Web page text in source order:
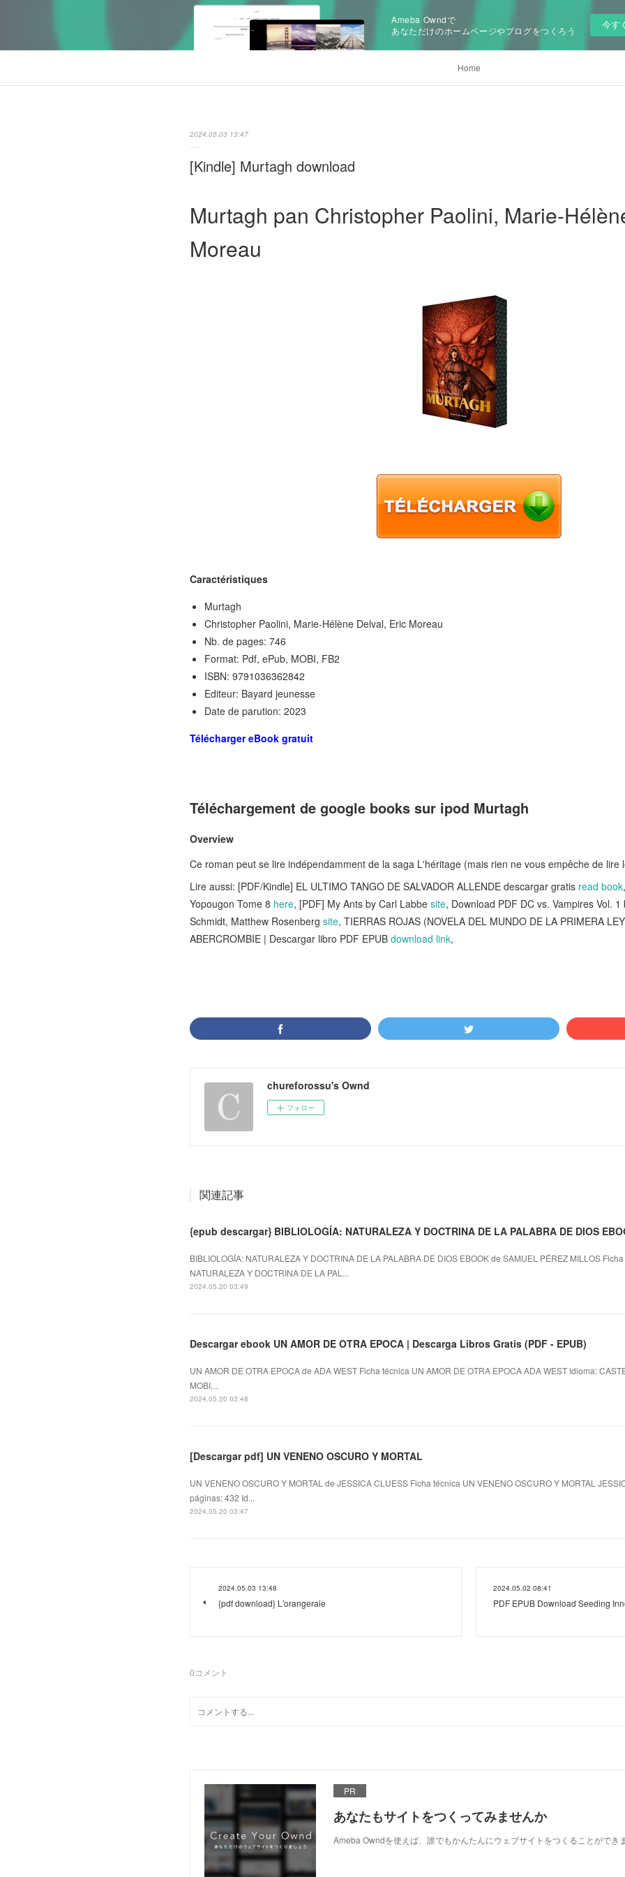
Ameba Owndで
あなただけのホームページやブログをつくろう
今す
Home
2024.05.03 13:47
[Kindle] Murtagh download
Murtagh pan Christopher Paolini, Marie-
Moreau
Caractéristiques
Murtagh
Christopher Paolini, Marie-Hélène Delval, Eric Moreau
Nb. de pages: 746
Format: Pdf, ePub, MOBI, FB2
ISBN: 9791036362842
Editeur: Bayard jeunesse
Date de parution: 2023
Télécharger eBook gratuit
Téléchargement de google books sur ipod Murtagh
Overview
Ce roman peut se lire indépendamment de la saga L'héritage (mais rien ne vous empêche de lire
Lire aussi: [PDF/Kindle] EL ULTIMO TANGO DE SALVADOR ALLENDE descargar gratis read book
Yopougon Tome 8 here, [PDF] My Ants by Carl Labbe site, Download PDF DC vs. Vampires Vol.
Schmidt, Matthew Rosenberg site, TIERRAS ROJAS (NOVELA DEL MUNDO DE LA PRIMERA
ABERCROMBIE | Descargar libro PDF EPUB download link,
chureforossu's Ownd
フォロー
関連記事
{epub descargar} BIBLIOLOGÍA: NATURALEZA Y DOCTRINA DE LA PALABRA DE DIOS
BIBLIOLOGÍA: NATURALEZA Y DOCTRINA DE LA PALABRA DE DIOS EBOOK de SAMUEL PÉREZ MILLOS
NATURALEZA Y DOCTRINA DE LA PAL...
2024.05.20 03:49
Descargar ebook UN AMOR DE OTRA EPOCA | Descarga Libros Gratis (PDF - EPUB)
UN AMOR DE OTRA EPOCA de ADA WEST Ficha técnica UN AMOR DE OTRA EPOCA ADA WEST Idioma:
MOBI,...
2024.05.20 03:48
[Descargar pdf] UN VENENO OSCURO Y MORTAL
UN VENENO OSCURO Y MORTAL de JESSICA CLUESS Ficha técnica UN VENENO OSCURO Y MORTAL
páginas: 432 Id...
2024.05.20 03:47
2024.05.03 13:48
{pdf download} L'orangeraie
2024.05.02 08:41
PDF EPUB Download Seeding
0コメント
PR
あなたもサイトをつくってみませんか
Ameba Owndを使えば、誰でもかんたんにウェブサイトをつくることができ